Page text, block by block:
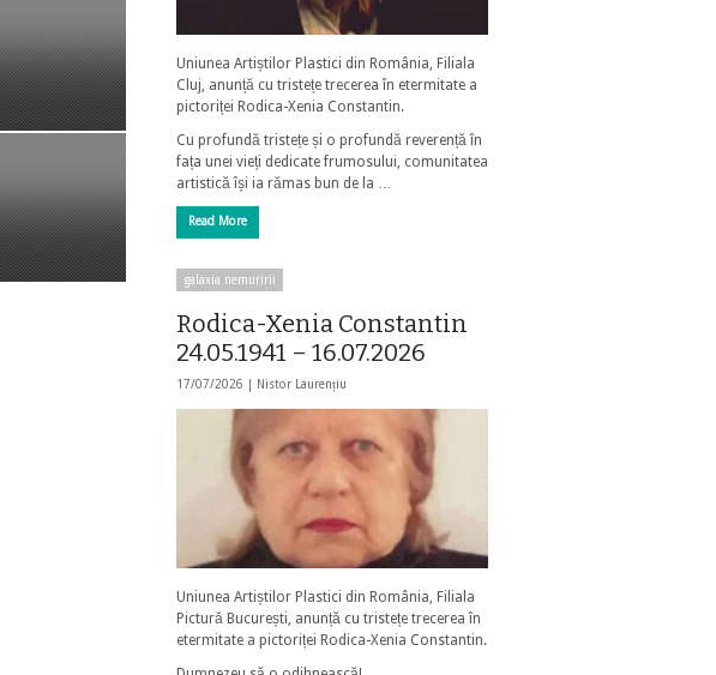
Uniunea Artiștilor Plastici din România, Filiala
Cluj, anunță cu tristețe trecerea în etermitate a
pictoriței Rodica-Xenia Constantin.
Cu profundă tristețe și o profundă reverență în
fața unei vieți dedicate frumosului, comunitatea
artistică își ia rămas bun de la …
Read More
galaxia nemuririi
Rodica-Xenia Constantin
24.05.1941 – 16.07.2026
17/07/2026 | Nistor Laurențiu
Uniunea Artiștilor Plastici din România, Filiala
Pictură București, anunță cu tristețe trecerea în
etermitate a pictoriței Rodica-Xenia Constantin.